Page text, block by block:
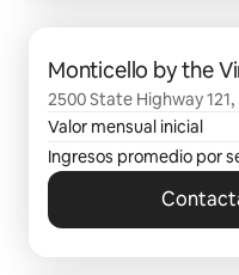
Monticello by the
2500 State Highway 121,
Valor mensual inicial
Ingresos promedio por